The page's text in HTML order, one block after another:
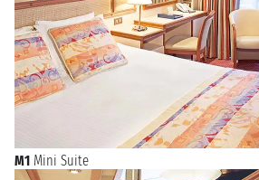
M1 Mini Suite